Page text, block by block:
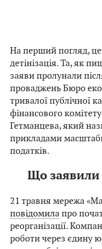
На перший погляд, це
детінізація. Та, як
заяви пролунали
проваджень Бюро
тривалої публічної
фінансового
Гетманцева, який
прикладами
податків.
Що заявили
21 травня мережа
повідомилапро
реорганізації.
роботи через єдину